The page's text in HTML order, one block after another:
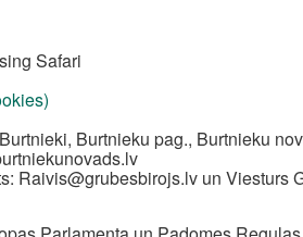
Safari
Burtnieku pag., Burtnieku
Raivis@grubesbirojs.lv un Viesturs